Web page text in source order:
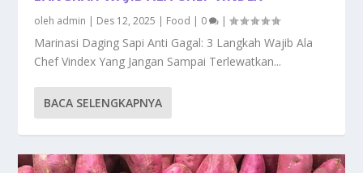
oleh admin | Des 12, 2025 | Food | 0 |
Marinasi Daging Sapi Anti Gagal: 3 Langkah Wajib Ala
Chef Vindex Yang Jangan Sampai Terlewatkan...
BACA SELENGKAPNYA